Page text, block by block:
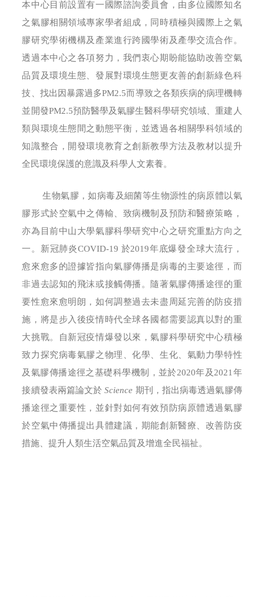
本中心目前設置有一國際諮詢委員會，由多位國際知名
之氣膠相關領域專家學者組成，同時積極與國際上之氣
膠研究學術機構及產業進行跨國學術及產學交流合作。
透過本中心之各項努力，我們衷心期盼能協助改善空氣
品質及環境生態、發展對環境生態更友善的創新綠色科
技、找出因暴露過多PM2.5而導致之各類疾病的病理機轉
並開發PM2.5預防醫學及氣膠生醫科學研究領域、重建人
類與環境生態間之動態平衡，並透過各相關學科領域的
知識整合，開發環境教育之創新教學方法及教材以提升
全民環境保護的意識及科學人文素養。
生物氣膠，如病毒及細菌等生物源性的病原體以氣
膠形式於空氣中之傳輸、致病機制及預防和醫療策略，
亦為目前中山大學氣膠科學研究中心之研究重點方向之
一。新冠肺炎COVID-19 於2019年底爆發全球大流行，
愈來愈多的證據皆指向氣膠傳播是病毒的主要途徑，而
非過去認知的飛沫或接觸傳播。隨著氣膠傳播途徑的重
要性愈來愈明朗，如何調整過去未盡周延完善的防疫措
施，將是步入後疫情時代全球各國都需要認真以對的重
大挑戰。自新冠疫情爆發以來，氣膠科學研究中心積極
致力探究病毒氣膠之物理、化學、生化、氣動力學特性
及氣膠傳播途徑之基礎科學機制，並於2020年及2021年
接續發表兩篇論文於 Science 期刊，指出病毒透過氣膠傳
播途徑之重要性，並針對如何有效預防病原體透過氣膠
於空氣中傳播提出具體建議，期能創新醫療、改善防疫
措施、提升人類生活空氣品質及增進全民福祉。